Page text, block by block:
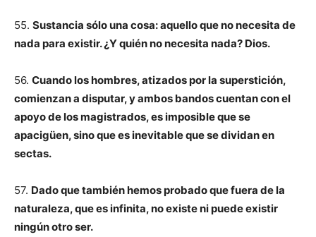
55. Sustancia sólo una cosa: aquello que no necesita de
nada para existir. ¿Y quién no necesita nada? Dios.
56. Cuando los hombres, atizados por la superstición,
comienzan a disputar, y ambos bandos cuentan con el
apoyo de los magistrados, es imposible que se
apacigüen, sino que es inevitable que se dividan en
sectas.
57. Dado que también hemos probado que fuera de la
naturaleza, que es infinita, no existe ni puede existir
ningún otro ser.